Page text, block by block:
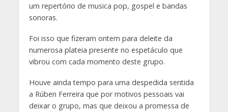
um repertório de musica pop, gospel e bandas
sonoras.
Foi isso que fizeram ontem para deleite da
numerosa plateia presente no espetáculo que
vibrou com cada momento deste grupo.
Houve ainda tempo para uma despedida sentida
a Rúben Ferreira que por motivos pessoais vai
deixar o grupo, mas que deixou a promessa de